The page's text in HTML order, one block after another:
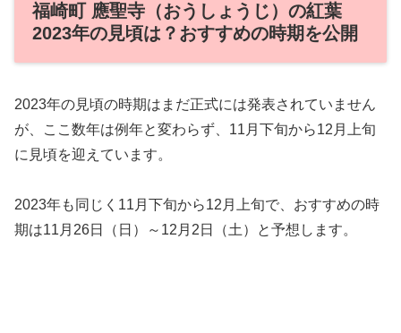
福崎町 應聖寺（おうしょうじ）の紅葉
2023年の見頃は？おすすめの時期を公開
2023年の見頃の時期はまだ正式には発表されていません
が、ここ数年は例年と変わらず、11月下旬から12月上旬
に見頃を迎えています。
2023年も同じく11月下旬から12月上旬で、おすすめの時
期は11月26日（日）～12月2日（土）と予想します。